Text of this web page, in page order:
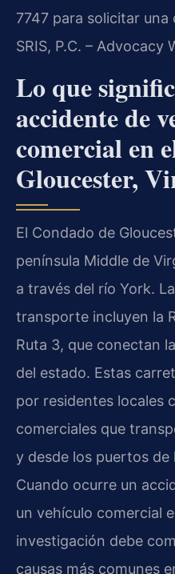
7747 para solicitar
SRIS, P.C. – Advocacy
Lo que
accidente de
comercial en
Gloucester,
El Condado de
península Middle de
a través del río York.
transporte incluyen la
Ruta 3, que conectan
del estado. Estas
por residentes locales
comerciales que
y desde los puertos de
Cuando ocurre un
un vehículo comercial
investigación debe
causas más comunes